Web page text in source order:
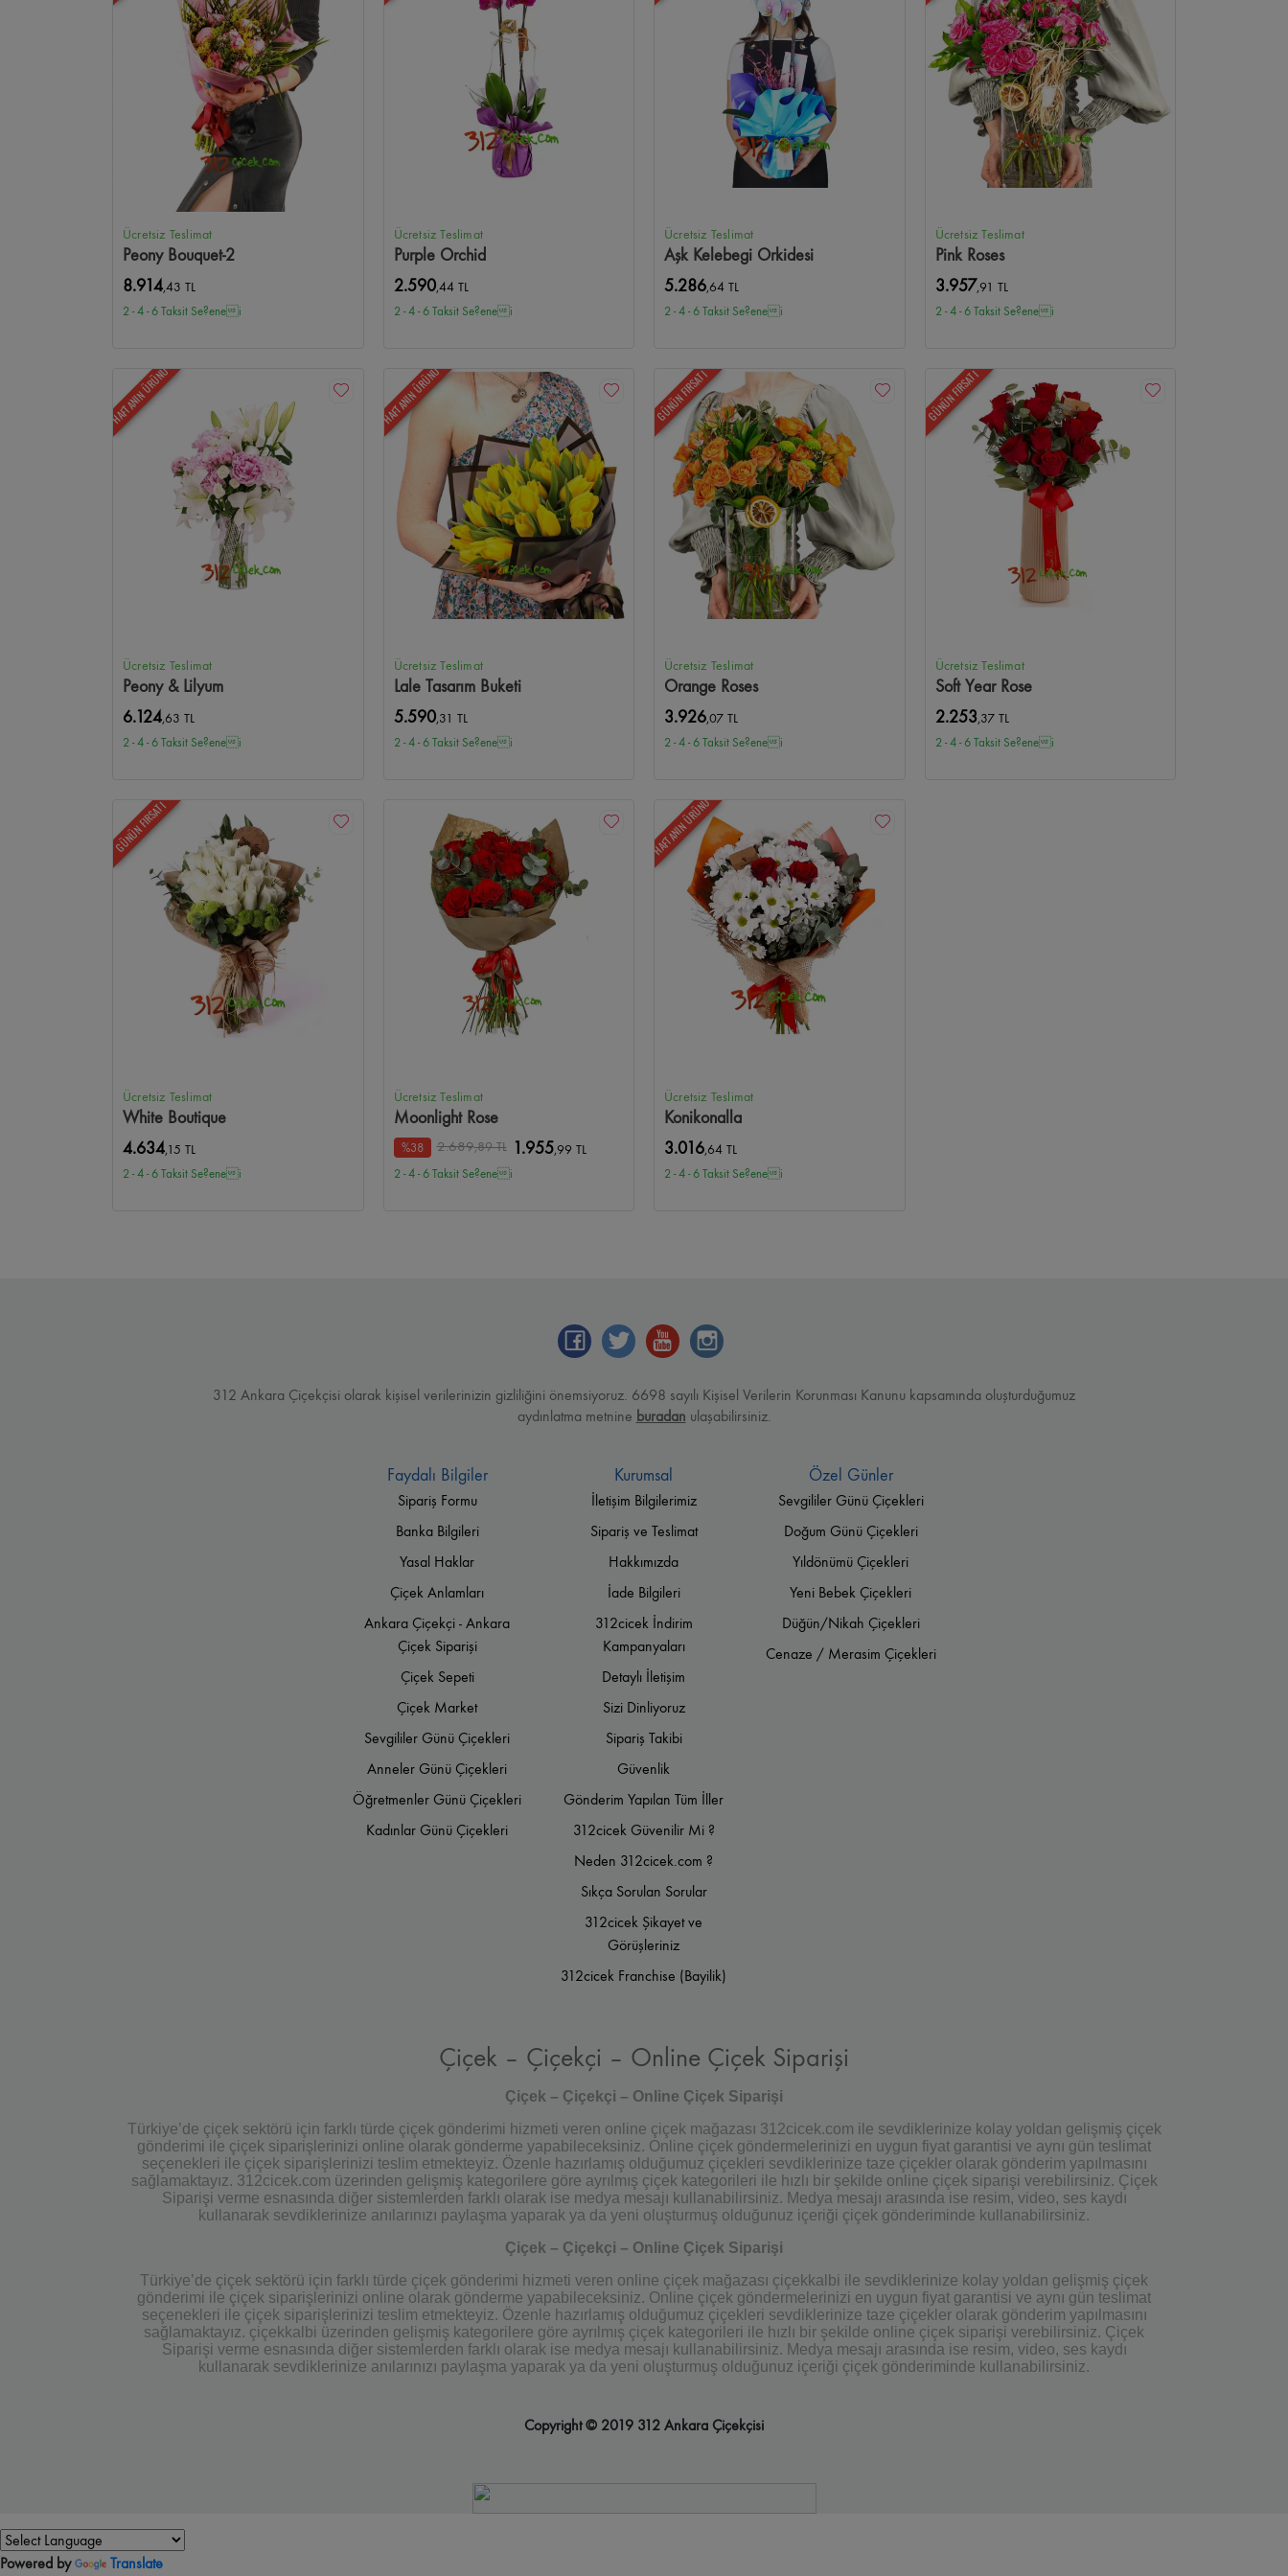
Tunalı Hilmi Çiçekçi Birlik Mahallesi Çiçekçi Sancak Mahallesi Çiçekçi Kırkkonaklar Çiçekçi Next Level Çiçekçi Bilkent Şehir Hastanesi Çiçekçi
Etlik Şehir Hastanesi Çiçekçi Samanpazarı Çiçekçi Hamamönü Çiçekçi Aydınlıkevler Çiçekçi Güvenevler Çiçekçi Gülveren Çiçekçi Gülseren Çiçekçi AOÇ Çiçekçi
Güvercinlik Çiçekçi Alacaatlı Çiçekçi Yukarı Yurtçu Çiçekçi Kazım Karabekir Çiçekçi Mesa Koru Çiçekçi
Ücretsiz Teslimat
Peony Bouquet-2
8.914,43 TL
2 - 4 - 6 Taksit Se?enei
Ücretsiz Teslimat
Purple Orchid
2.590,44 TL
2 - 4 - 6 Taksit Se?enei
Ücretsiz Teslimat
Aşk Kelebegi Orkidesi
5.286,64 TL
2 - 4 - 6 Taksit Se?enei
Ücretsiz Teslimat
Pink Roses
3.957,91 TL
2 - 4 - 6 Taksit Se?enei
HAFTANIN ÜRÜNÜ
Ücretsiz Teslimat
Peony & Lilyum
6.124,63 TL
2 - 4 - 6 Taksit Se?enei
HAFTANIN ÜRÜNÜ
Ücretsiz Teslimat
Lale Tasarım Buketi
5.590,31 TL
2 - 4 - 6 Taksit Se?enei
GÜNÜN FIRSATI
Ücretsiz Teslimat
Orange Roses
3.926,07 TL
2 - 4 - 6 Taksit Se?enei
GÜNÜN FIRSATI
Ücretsiz Teslimat
Soft Year Rose
2.253,37 TL
2 - 4 - 6 Taksit Se?enei
GÜNÜN FIRSATI
Ücretsiz Teslimat
White Boutique
4.634,15 TL
2 - 4 - 6 Taksit Se?enei
Ücretsiz Teslimat
Moonlight Rose
%38 2.689,89 TL 1.955,99 TL
2 - 4 - 6 Taksit Se?enei
HAFTANIN ÜRÜNÜ
Ücretsiz Teslimat
Konikonalla
3.016,64 TL
2 - 4 - 6 Taksit Se?enei
312 Ankara Çiçekçisi olarak kişisel verilerinizin gizliliğini önemsiyoruz. 6698 sayılı Kişisel Verilerin Korunması Kanunu kapsamında oluşturduğumuz
aydınlatma metnine buradan ulaşabilirsiniz.
Faydalı Bilgiler
Sipariş Formu
Banka Bilgileri
Yasal Haklar
Çiçek Anlamları
Ankara Çiçekçi - Ankara
Çiçek Siparişi
Çiçek Sepeti
Çiçek Market
Sevgililer Günü Çiçekleri
Anneler Günü Çiçekleri
Öğretmenler Günü Çiçekleri
Kadınlar Günü Çiçekleri
Kurumsal
İletişim Bilgilerimiz
Sipariş ve Teslimat
Hakkımızda
İade Bilgileri
312cicek İndirim
Kampanyaları
Detaylı İletişim
Sizi Dinliyoruz
Sipariş Takibi
Güvenlik
Gönderim Yapılan Tüm İller
312cicek Güvenilir Mi ?
Neden 312cicek.com ?
Sıkça Sorulan Sorular
312cicek Şikayet ve
Görüşleriniz
312cicek Franchise (Bayilik)
Özel Günler
Sevgililer Günü Çiçekleri
Doğum Günü Çiçekleri
Yıldönümü Çiçekleri
Yeni Bebek Çiçekleri
Düğün/Nikah Çiçekleri
Cenaze / Merasim Çiçekleri
Çiçek – Çiçekçi – Online Çiçek Siparişi
Çiçek – Çiçekçi – Online Çiçek Siparişi
Türkiye’de çiçek sektörü için farklı türde çiçek gönderimi hizmeti veren online çiçek mağazası 312cicek.com ile sevdiklerinize kolay yoldan gelişmiş çiçek
gönderimi ile çiçek siparişlerinizi online olarak gönderme yapabileceksiniz. Online çiçek göndermelerinizi en uygun fiyat garantisi ve aynı gün teslimat
seçenekleri ile çiçek siparişlerinizi teslim etmekteyiz. Özenle hazırlamış olduğumuz çiçekleri sevdiklerinize taze çiçekler olarak gönderim yapılmasını
sağlamaktayız. 312cicek.com üzerinden gelişmiş kategorilere göre ayrılmış çiçek kategorileri ile hızlı bir şekilde online çiçek siparişi verebilirsiniz. Çiçek
Siparişi verme esnasında diğer sistemlerden farklı olarak ise medya mesajı kullanabilirsiniz. Medya mesajı arasında ise resim, video, ses kaydı
kullanarak sevdiklerinize anılarınızı paylaşma yaparak ya da yeni oluşturmuş olduğunuz içeriği çiçek gönderiminde kullanabilirsiniz.
Çiçek – Çiçekçi – Online Çiçek Siparişi
Türkiye’de çiçek sektörü için farklı türde çiçek gönderimi hizmeti veren online çiçek mağazası çiçekkalbi ile sevdiklerinize kolay yoldan gelişmiş çiçek
gönderimi ile çiçek siparişlerinizi online olarak gönderme yapabileceksiniz. Online çiçek göndermelerinizi en uygun fiyat garantisi ve aynı gün teslimat
seçenekleri ile çiçek siparişlerinizi teslim etmekteyiz. Özenle hazırlamış olduğumuz çiçekleri sevdiklerinize taze çiçekler olarak gönderim yapılmasını
sağlamaktayız. çiçekkalbi üzerinden gelişmiş kategorilere göre ayrılmış çiçek kategorileri ile hızlı bir şekilde online çiçek siparişi verebilirsiniz. Çiçek
Siparişi verme esnasında diğer sistemlerden farklı olarak ise medya mesajı kullanabilirsiniz. Medya mesajı arasında ise resim, video, ses kaydı
kullanarak sevdiklerinize anılarınızı paylaşma yaparak ya da yeni oluşturmuş olduğunuz içeriği çiçek gönderiminde kullanabilirsiniz.
Copyright © 2019 312 Ankara Çiçekçisi
Powered by Translate